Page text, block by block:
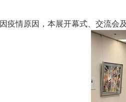
因疫情原因，本展开幕式、交流会